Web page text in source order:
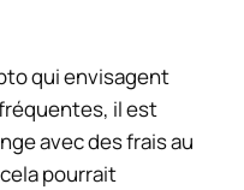
qui envisagent
il est
avec des frais au
pourrait